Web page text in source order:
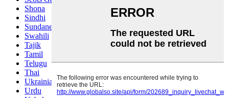
Shona
Sindhi
Sundanese
Swahili
Tajik
Tamil
Telugu
Thai
Ukrainian
Urdu